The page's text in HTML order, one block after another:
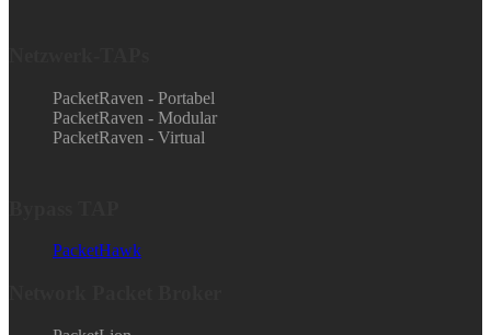
PacketRaven - Portabel
PacketRaven - Modular
PacketRaven - Virtual
PacketHawk